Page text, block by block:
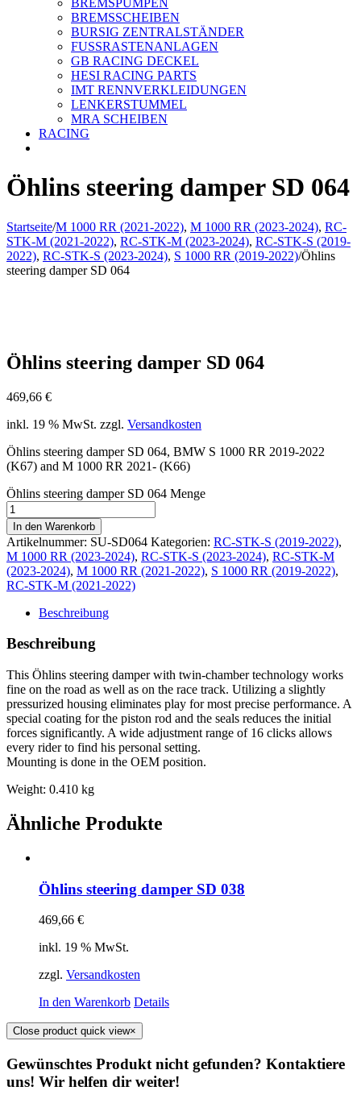
BREMSPUMPEN
BREMSSCHEIBEN
BURSIG ZENTRALSTÄNDER
FUSSRASTENANLAGEN
GB RACING DECKEL
HESI RACING PARTS
IMT RENNVERKLEIDUNGEN
LENKERSTUMMEL
MRA SCHEIBEN
RACING
Öhlins steering damper SD 064
Startseite/M 1000 RR (2021-2022), M 1000 RR (2023-2024), RC-
STK-M (2021-2022), RC-STK-M (2023-2024), RC-STK-S (2019-
2022), RC-STK-S (2023-2024), S 1000 RR (2019-2022)/Öhlins
steering damper SD 064
Öhlins steering damper SD 064
469,66 €
inkl. 19 % MwSt. zzgl. Versandkosten
Öhlins steering damper SD 064, BMW S 1000 RR 2019-2022
(K67) and M 1000 RR 2021- (K66)
Öhlins steering damper SD 064 Menge
In den Warenkorb
Artikelnummer: SU-SD064 Kategorien: RC-STK-S (2019-2022),
M 1000 RR (2023-2024), RC-STK-S (2023-2024), RC-STK-M
(2023-2024), M 1000 RR (2021-2022), S 1000 RR (2019-2022),
RC-STK-M (2021-2022)
Beschreibung
Beschreibung
This Öhlins steering damper with twin-chamber technology works
fine on the road as well as on the race track. Utilizing a slightly
pressurized housing eliminates play for most precise performance. A
special coating for the piston rod and the seals reduces the initial
forces significantly. A wide adjustment range of 16 clicks allows
every rider to find his personal setting.
Mounting is done in the OEM position.
Weight: 0.410 kg
Ähnliche Produkte
Öhlins steering damper SD 038
469,66 €
inkl. 19 % MwSt.
zzgl. Versandkosten
In den Warenkorb Details
Close product quick view×
Gewünschtes Produkt nicht gefunden? Kontaktiere
uns! Wir helfen dir weiter!